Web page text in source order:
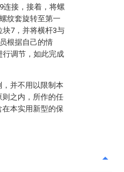
连接，接着，将螺
纹套旋转至第一
块7，并将横杆3与
根据自己的情
行调节，如此完成
，并不用以限制本
之内，所作的任
本实用新型的保